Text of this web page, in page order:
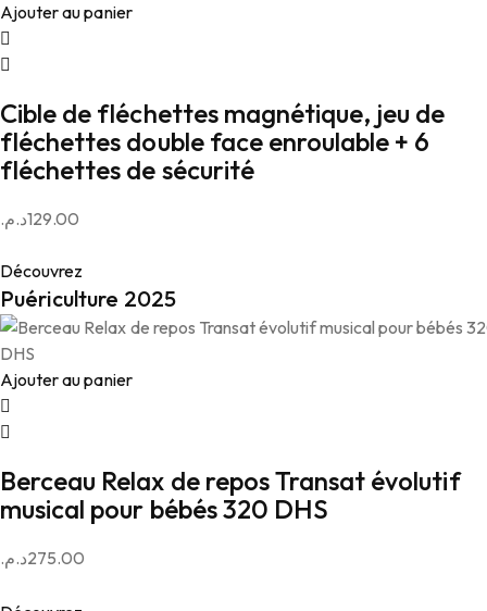
Ajouter au panier
Cible de fléchettes magnétique, jeu de
fléchettes double face enroulable + 6
fléchettes de sécurité
129.00د.م.
Découvrez
Puériculture 2025
Ajouter au panier
Berceau Relax de repos Transat évolutif
musical pour bébés 320 DHS
275.00د.م.